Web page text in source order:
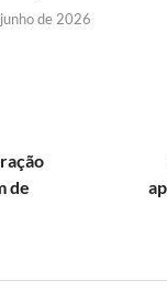
de 2026
de